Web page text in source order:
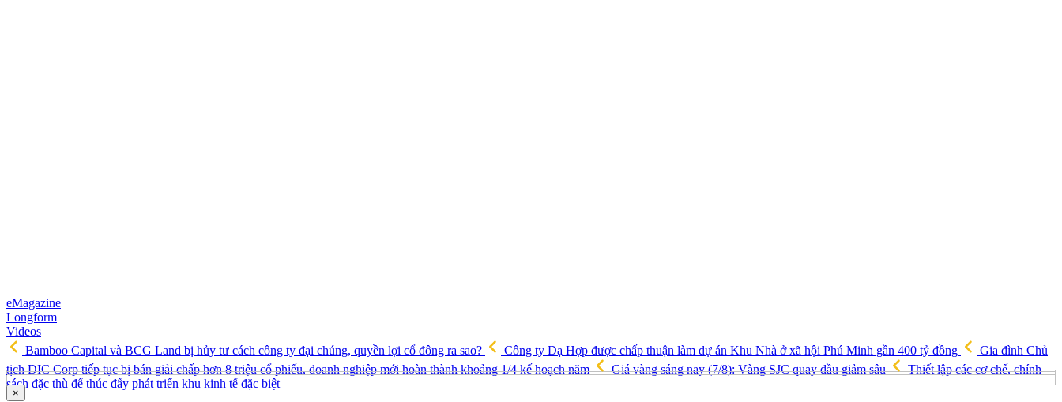
eMagazine
Longform
Videos
Bamboo Capital và BCG Land bị hủy tư cách công ty đại chúng, quyền lợi cổ đông ra sao?
Công ty Dạ Hợp được chấp thuận làm dự án Khu Nhà ở xã hội Phú Minh gần 400 tỷ đồng
Gia đình Chủ
tịch DIC Corp tiếp tục bị bán giải chấp hơn 8 triệu cổ phiếu, doanh nghiệp mới hoàn thành khoảng 1/4 kế hoạch năm
Giá vàng sáng nay (7/8): Vàng SJC quay đầu giảm sâu
Thiết lập các cơ chế, chính
sách đặc thù để thúc đẩy phát triển khu kinh tế đặc biệt
×